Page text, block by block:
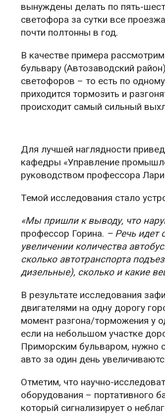
вынуждены делать по пять-
светофора за сутки все
почти полтонны в год.
В качестве примера
бульвару (Автозаводский
светофоров – то есть по
приходится тормозить и
происходит самый сильный
Для лучшей наглядности
кафедры «Управление
руководством профессора
Темой исследования стало
«Мы пришли к выводу, что
профессор Горина. – Речь идет
увеличении количества
сколько автотранспорта
дизельные), сколько и какие
В результате исследования
двигателями на одну дорогу
момент разгона/торможения у
если на небольшом участке
Приморским бульваром, нужно
авто за один день
Отметим, что научно-
оборудования – портативного
который сигнализирует о